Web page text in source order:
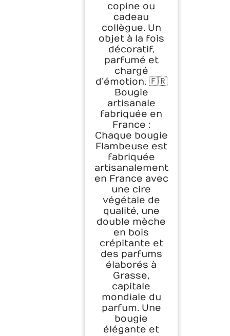
copine ou
cadeau
collègue. Un
objet à la fois
décoratif,
parfumé et
chargé
d’émotion. 🇫🇷
Bougie
artisanale
fabriquée en
France :
Chaque bougie
Flambeuse est
fabriquée
artisanalement
en France avec
une cire
végétale de
qualité, une
double mèche
en bois
crépitante et
des parfums
élaborés à
Grasse,
capitale
mondiale du
parfum. Une
bougie
élégante et